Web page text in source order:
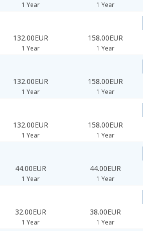
1 Year 1 Year
132.00EUR
1 Year
158.00EUR
1 Year
132.00EUR
1 Year
158.00EUR
1 Year
132.00EUR
1 Year
158.00EUR
1 Year
44.00EUR
1 Year
44.00EUR
1 Year
32.00EUR
1 Year
38.00EUR
1 Year